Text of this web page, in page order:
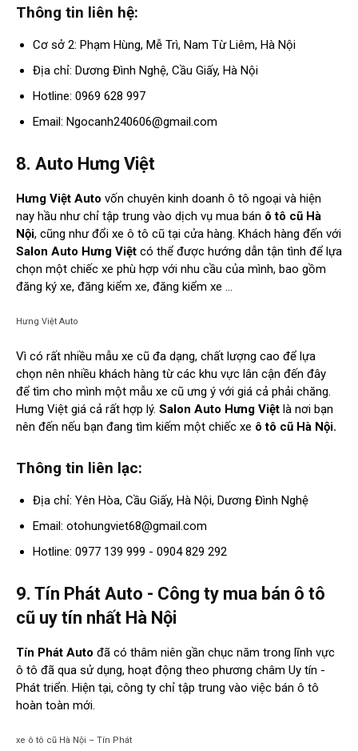
Thông tin liên hệ:
Cơ sở 2: Phạm Hùng, Mễ Trì, Nam Từ Liêm, Hà Nội
Địa chỉ: Dương Đình Nghệ, Cầu Giấy, Hà Nội
Hotline: 0969 628 997
Email: Ngocanh240606@gmail.com
8. Auto Hưng Việt
Hưng Việt Auto vốn chuyên kinh doanh ô tô ngoại và hiện
nay hầu như chỉ tập trung vào dịch vụ mua bán ô tô cũ Hà
Nội, cũng như đổi xe ô tô cũ tại cửa hàng. Khách hàng đến với
Salon Auto Hưng Việt có thể được hướng dẫn tận tình để lựa
chọn một chiếc xe phù hợp với nhu cầu của mình, bao gồm
đăng ký xe, đăng kiểm xe, đăng kiểm xe …
Hưng Việt Auto
Vì có rất nhiều mẫu xe cũ đa dạng, chất lượng cao để lựa
chọn nên nhiều khách hàng từ các khu vực lân cận đến đây
để tìm cho mình một mẫu xe cũ ưng ý với giá cả phải chăng.
Hưng Việt giá cả rất hợp lý. Salon Auto Hưng Việt là nơi bạn
nên đến nếu bạn đang tìm kiếm một chiếc xe ô tô cũ Hà Nội.
Thông tin liên lạc:
Địa chỉ: Yên Hòa, Cầu Giấy, Hà Nội, Dương Đình Nghệ
Email: otohungviet68@gmail.com
Hotline: 0977 139 999 - 0904 829 292
9. Tín Phát Auto - Công ty mua bán ô tô
cũ uy tín nhất Hà Nội
Tín Phát Auto đã có thâm niên gần chục năm trong lĩnh vực
ô tô đã qua sử dụng, hoạt động theo phương châm Uy tín -
Phát triển. Hiện tại, công ty chỉ tập trung vào việc bán ô tô
hoàn toàn mới.
xe ô tô cũ Hà Nội – Tín Phát